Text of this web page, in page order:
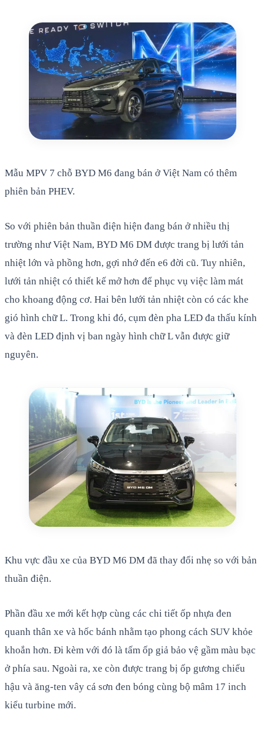
Mẫu MPV 7 chỗ BYD M6 đang bán ở Việt Nam có thêm
phiên bản PHEV.
So với phiên bản thuần điện hiện đang bán ở nhiều thị
trường như Việt Nam, BYD M6 DM được trang bị lưới tản
nhiệt lớn và phồng hơn, gợi nhớ đến e6 đời cũ. Tuy nhiên,
lưới tản nhiệt có thiết kế mở hơn để phục vụ việc làm mát
cho khoang động cơ. Hai bên lưới tản nhiệt còn có các khe
gió hình chữ L. Trong khi đó, cụm đèn pha LED đa thấu kính
và đèn LED định vị ban ngày hình chữ L vẫn được giữ
nguyên.
Khu vực đầu xe của BYD M6 DM đã thay đổi nhẹ so với bản
thuần điện.
Phần đầu xe mới kết hợp cùng các chi tiết ốp nhựa đen
quanh thân xe và hốc bánh nhằm tạo phong cách SUV khỏe
khoắn hơn. Đi kèm với đó là tấm ốp giả bảo vệ gầm màu bạc
ở phía sau. Ngoài ra, xe còn được trang bị ốp gương chiếu
hậu và ăng-ten vây cá sơn đen bóng cùng bộ mâm 17 inch
kiểu turbine mới.